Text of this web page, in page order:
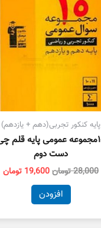
پایه کنکور تجربی(دهم + یازدهم)
۱۰مجموعه عمومی پایه قلم
دست دوم
28,000تومان19,600 تومان
افزودن